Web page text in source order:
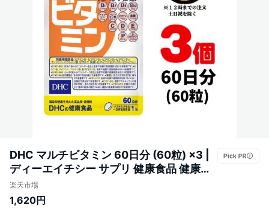
DHC マルチビタミン 60日分 (60粒) ×3 |
ディーエイチシー サプリ 健康食品 健康サ
プリ カプセル さぷり 筋トレ 野菜不足 不規
則 外食 ビタミン ビタミンB1 ビタミンB2
楽天市場
1,620円